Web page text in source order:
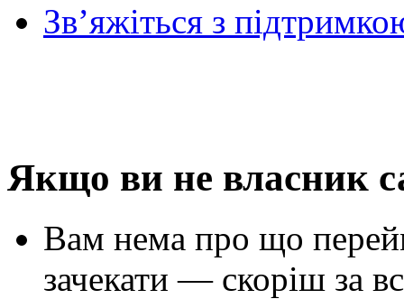
Зв’яжіться з
Якщо ви не власник
Вам нема про що
зачекати — скоріш за